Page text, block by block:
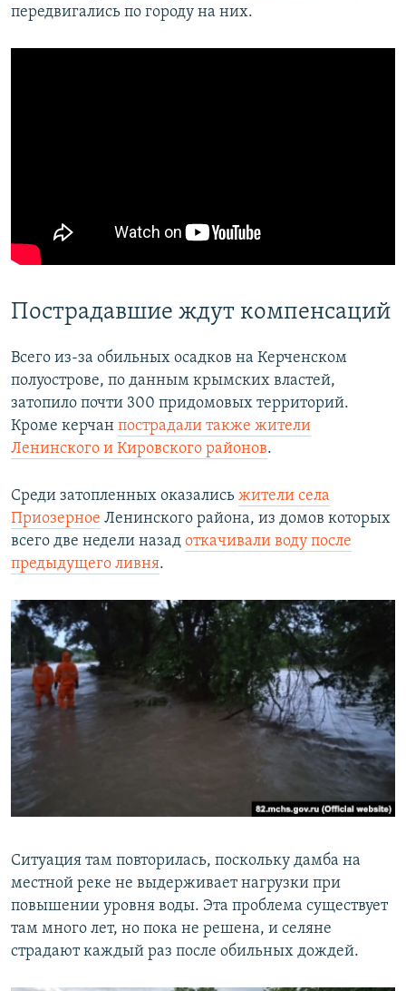
передвигались по городу на них.
Пострадавшие ждут компенсаций
Всего из-за обильных осадков на Керченском
полуострове, по данным крымских властей,
затопило почти 300 придомовых территорий.
Кроме керчан пострадали также жители
Ленинского и Кировского районов.
Среди затопленных оказались жители села
Приозерное Ленинского района, из домов которых
всего две недели назад откачивали воду после
предыдущего ливня.
Ситуация там повторилась, поскольку дамба на
местной реке не выдерживает нагрузки при
повышении уровня воды. Эта проблема существует
там много лет, но пока не решена, и селяне
страдают каждый раз после обильных дождей.